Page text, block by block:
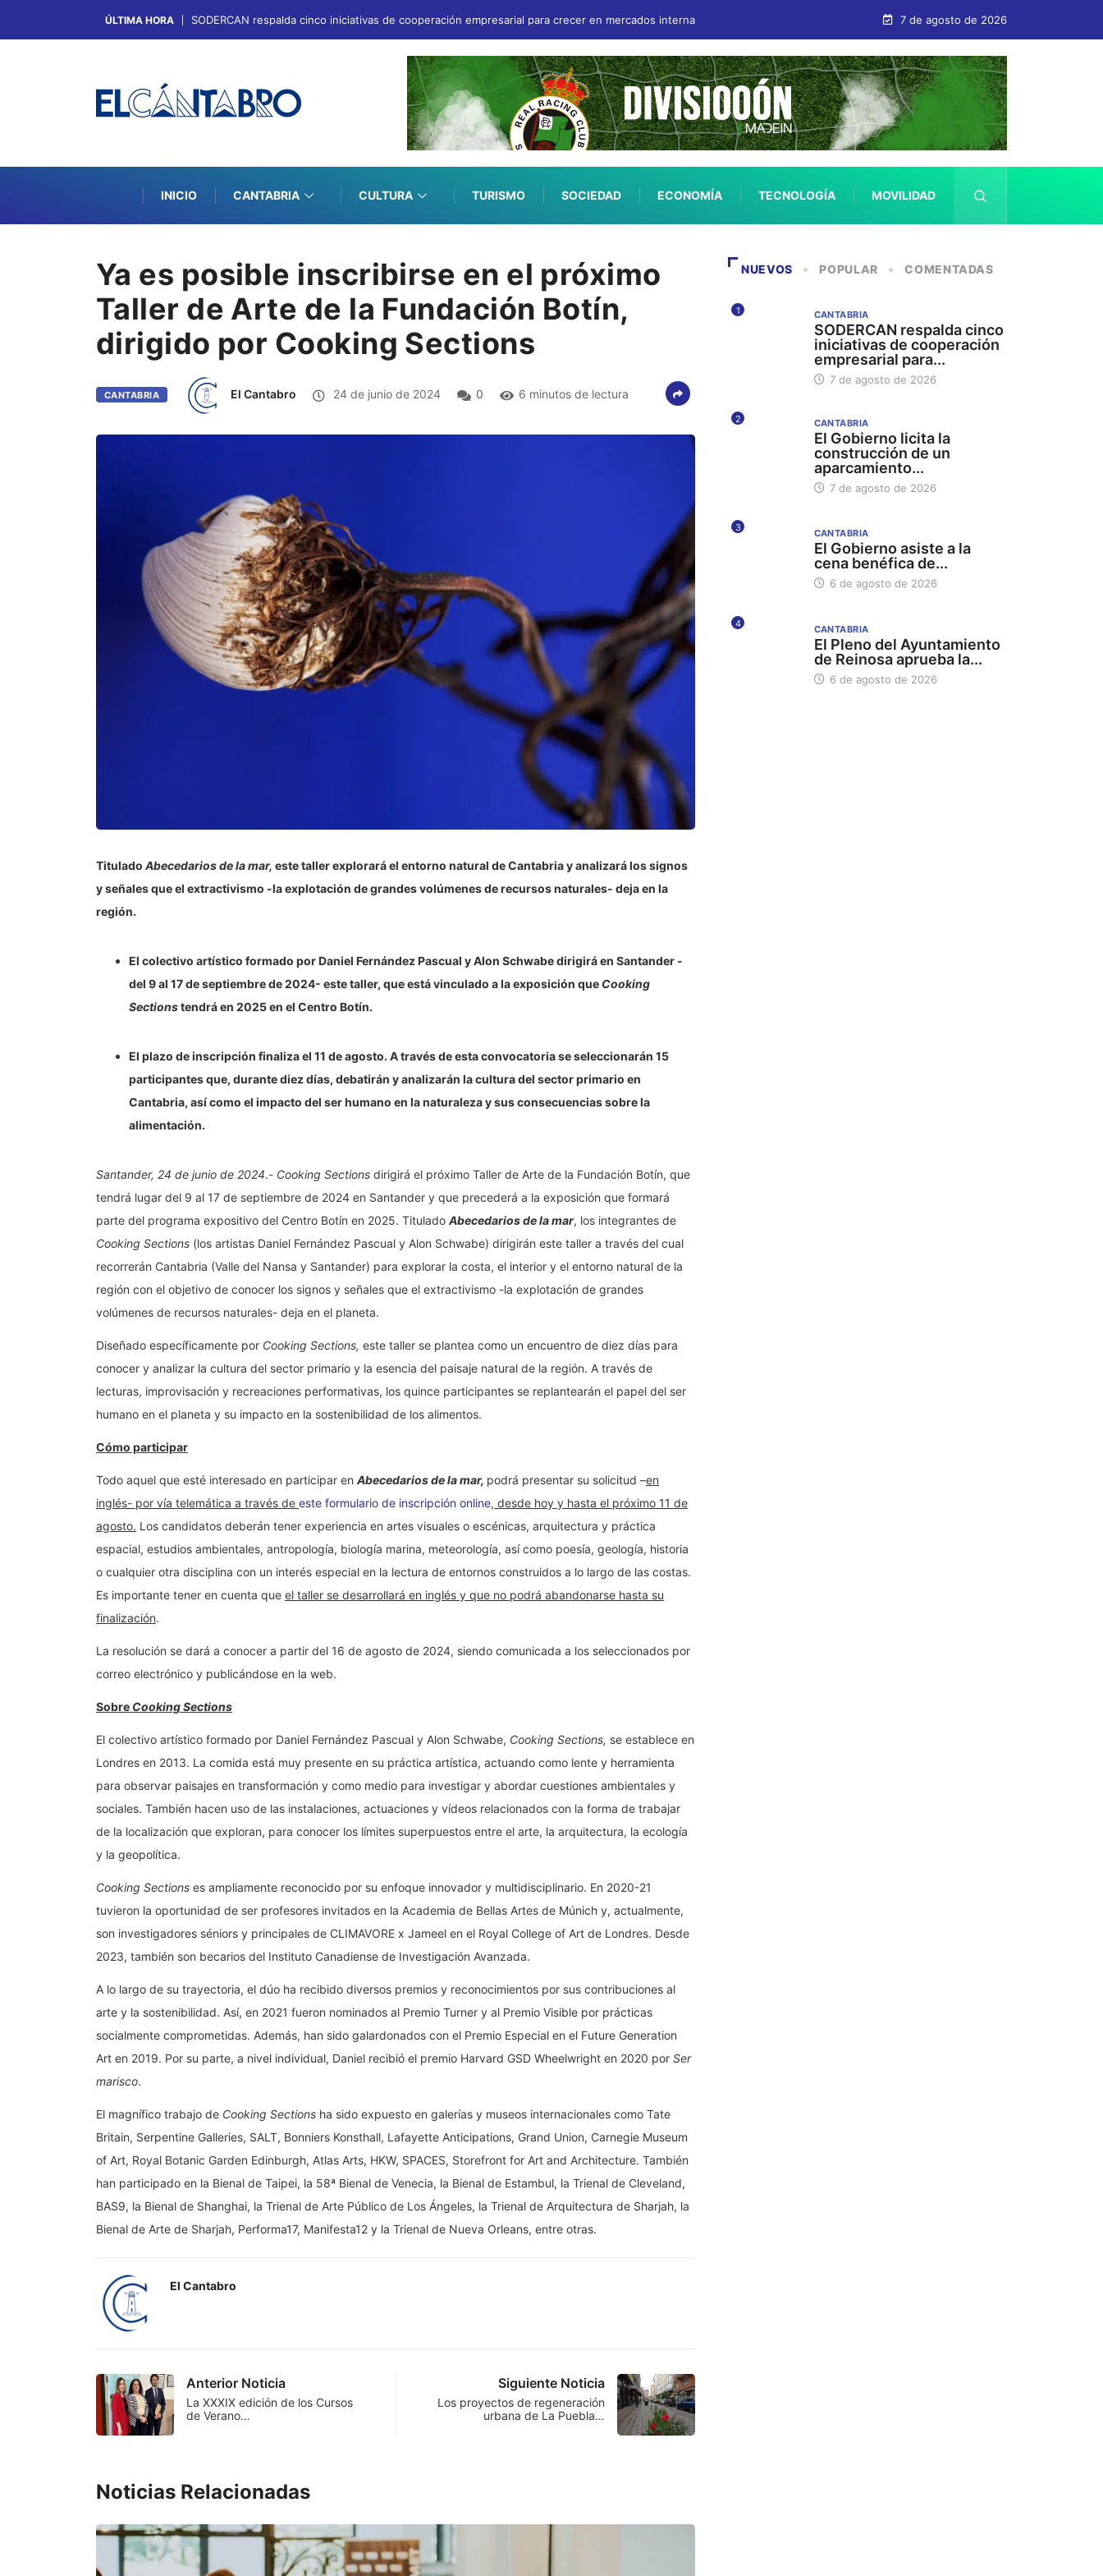
ÚLTIMA HORA SODERCAN respalda cinco iniciativas de cooperación empresarial para crecer en mercados internacionales 7 de agosto de 2026
INICIO CANTABRIA CULTURA TURISMO SOCIEDAD ECONOMÍA TECNOLOGÍA MOVILIDAD
Ya es posible inscribirse en el próximo
Taller de Arte de la Fundación Botín,
dirigido por Cooking Sections
CANTABRIA El Cantabro 24 de junio de 2024 0 6 minutos de lectura
Titulado Abecedariosde la mar, este taller explorará el entorno natural de Cantabria y analizará los signos
y señales que el extractivismo -la explotación de grandes volúmenes de recursos naturales- deja en la
región.
El colectivo artístico formado por Daniel Fernández Pascual y Alon Schwabe dirigirá en Santander -
del 9 al 17 de septiembre de 2024- este taller, que está vinculado a la exposición que Cooking
Sectionstendrá en 2025 en el Centro Botín.
El plazo de inscripción finaliza el 11 de agosto. A través de esta convocatoria se seleccionarán 15
participantes que, durante diez días, debatirán y analizarán la cultura del sector primario en
Cantabria, así como el impacto del ser humano en la naturaleza y sus consecuencias sobre la
alimentación.
Santander, 24 de junio de 2024.- Cooking Sections dirigirá el próximo Taller de Arte de la Fundación Botín, que
tendrá lugar del 9 al 17 de septiembre de 2024 en Santander y que precederá a la exposición que formará
parte del programa expositivo del Centro Botín en 2025. Titulado Abecedariosde la mar, los integrantes de
Cooking Sections (los artistas Daniel Fernández Pascual y Alon Schwabe) dirigirán este taller a través del cual
recorrerán Cantabria (Valle del Nansa y Santander) para explorar la costa, el interior y el entorno natural de la
región con el objetivo de conocer los signos y señales que el extractivismo -la explotación de grandes
volúmenes de recursos naturales- deja en el planeta.
Diseñado específicamente por Cooking Sections, este taller se plantea como un encuentro de diez días para
conocer y analizar la cultura del sector primario y la esencia del paisaje natural de la región. A través de
lecturas, improvisación y recreaciones performativas, los quince participantes se replantearán el papel del ser
humano en el planeta y su impacto en la sostenibilidad de los alimentos.
Cómo participar
Todo aquel que esté interesado en participar en Abecedariosde la mar, podrá presentar su solicitud –en
inglés- por vía telemática a través de este formulario de inscripción online, desde hoy y hasta el próximo 11 de
agosto. Los candidatos deberán tener experiencia en artes visuales o escénicas, arquitectura y práctica
espacial, estudios ambientales, antropología, biología marina, meteorología, así como poesía, geología, historia
o cualquier otra disciplina con un interés especial en la lectura de entornos construidos a lo largo de las costas.
Es importante tener en cuenta que el taller se desarrollará en inglés y que no podrá abandonarse hasta su
finalización.
La resolución se dará a conocer a partir del 16 de agosto de 2024, siendo comunicada a los seleccionados por
correo electrónico y publicándose en la web.
Sobre Cooking Sections
El colectivo artístico formado por Daniel Fernández Pascual y Alon Schwabe, Cooking Sections, se establece en
Londres en 2013. La comida está muy presente en su práctica artística, actuando como lente y herramienta
para observar paisajes en transformación y como medio para investigar y abordar cuestiones ambientales y
sociales. También hacen uso de las instalaciones, actuaciones y vídeos relacionados con la forma de trabajar
de la localización que exploran, para conocer los límites superpuestos entre el arte, la arquitectura, la ecología
y la geopolítica.
Cooking Sections es ampliamente reconocido por su enfoque innovador y multidisciplinario. En 2020-21
tuvieron la oportunidad de ser profesores invitados en la Academia de Bellas Artes de Múnich y, actualmente,
son investigadores séniors y principales de CLIMAVORE x Jameel en el Royal College of Art de Londres. Desde
2023, también son becarios del Instituto Canadiense de Investigación Avanzada.
A lo largo de su trayectoria, el dúo ha recibido diversos premios y reconocimientos por sus contribuciones al
arte y la sostenibilidad. Así, en 2021 fueron nominados al Premio Turner y al Premio Visible por prácticas
socialmente comprometidas. Además, han sido galardonados con el Premio Especial en el Future Generation
Art en 2019. Por su parte, a nivel individual, Daniel recibió el premio Harvard GSD Wheelwright en 2020 por Ser
marisco.
El magnífico trabajo de Cooking Sections ha sido expuesto en galerías y museos internacionales como Tate
Britain, Serpentine Galleries, SALT, Bonniers Konsthall, Lafayette Anticipations, Grand Union, Carnegie Museum
of Art, Royal Botanic Garden Edinburgh, Atlas Arts, HKW, SPACES, Storefront for Art and Architecture. También
han participado en la Bienal de Taipei, la 58ª Bienal de Venecia, la Bienal de Estambul, la Trienal de Cleveland,
BAS9, la Bienal de Shanghai, la Trienal de Arte Público de Los Ángeles, la Trienal de Arquitectura de Sharjah, la
Bienal de Arte de Sharjah, Performa17, Manifesta12 y la Trienal de Nueva Orleans, entre otras.
El Cantabro
Anterior Noticia
La XXXIX edición de los Cursos
de Verano…
Siguiente Noticia
Los proyectos de regeneración
urbana de La Puebla…
Noticias Relacionadas
NUEVOS POPULAR COMENTADAS
1 CANTABRIA
SODERCAN respalda cinco
iniciativas de cooperación
empresarial para...
7 de agosto de 2026
2 CANTABRIA
El Gobierno licita la
construcción de un
aparcamiento...
7 de agosto de 2026
3 CANTABRIA
El Gobierno asiste a la
cena benéfica de...
6 de agosto de 2026
4 CANTABRIA
El Pleno del Ayuntamiento
de Reinosa aprueba la...
6 de agosto de 2026